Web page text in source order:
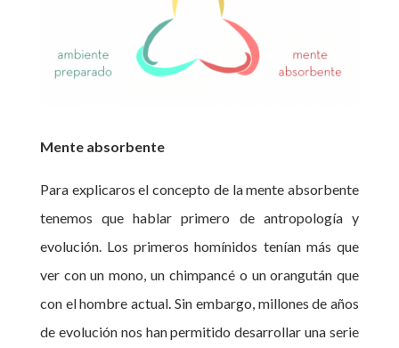
Mente absorbente
Para explicaros el concepto de la mente absorbente
tenemos que hablar primero de antropología y
evolución. Los primeros homínidos tenían más que
ver con un mono, un chimpancé o un orangután que
con el hombre actual. Sin embargo, millones de años
de evolución nos han permitido desarrollar una serie